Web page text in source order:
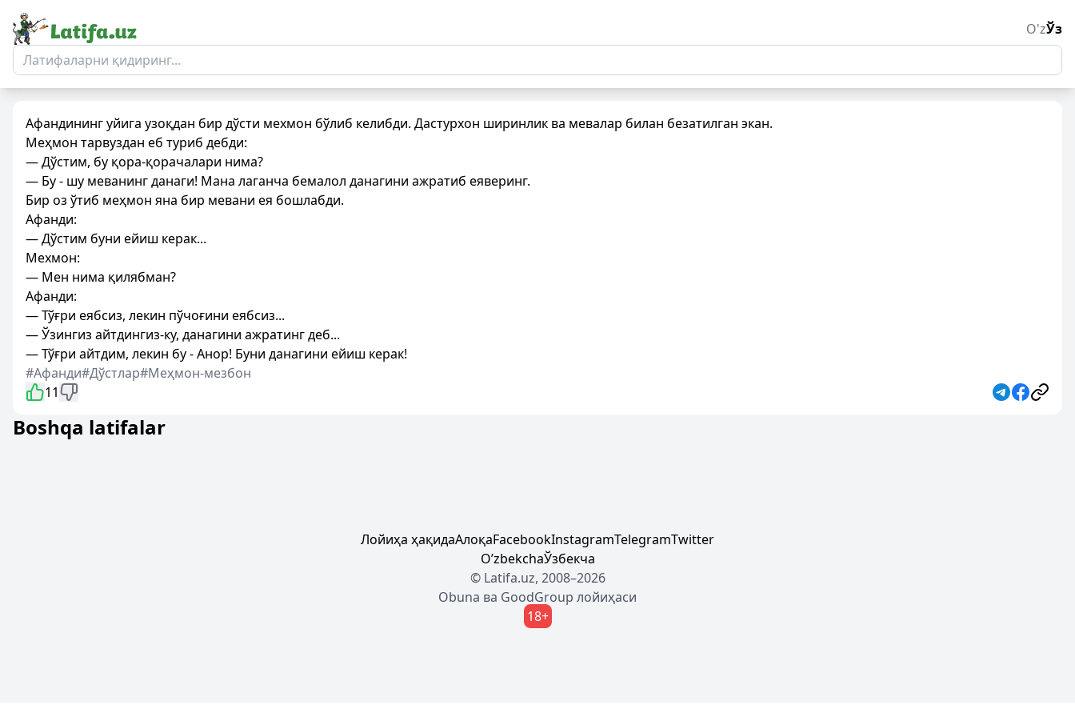
O'zЎз
Афандининг уйига узоқдан бир дўсти мехмон бўлиб келибди. Дастурхон ширинлик ва мевалар билан безатилган экан.
Меҳмон тарвуздан еб туриб дебди:
— Дўстим, бу қора-қорачалари нима?
— Бу - шу меванинг данаги! Мана лаганча бемалол данагини ажратиб еяверинг.
Бир оз ўтиб меҳмон яна бир мевани ея бошлабди.
Афанди:
— Дўстим буни ейиш керак...
Мехмон:
— Мен нима қилябман?
Афанди:
— Тўғри еябсиз, лекин пўчоғини еябсиз...
— Ўзингиз айтдингиз-ку, данагини ажратинг деб...
— Тўғри айтдим, лекин бу - Анор! Буни данагини ейиш керак!
#Афанди#Дўстлар#Меҳмон-мезбон
11
Boshqa latifalar
Лойиҳа ҳақидаАлоқаFacebookInstagramTelegramTwitter
OʼzbekchaЎзбекча
© Latifa.uz, 2008–2026
Obuna ва GoodGroup лойиҳаси
18+